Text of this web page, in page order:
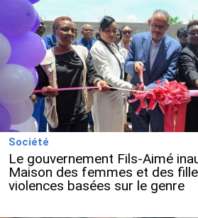
Société
Le gouvernement Fils-Aimé
Maison des femmes et des
violences basées sur le genre